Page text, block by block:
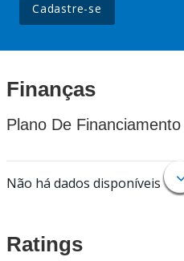
Cadastre-se
Finanças
Plano De
Não há dados disponíveis
Ratings